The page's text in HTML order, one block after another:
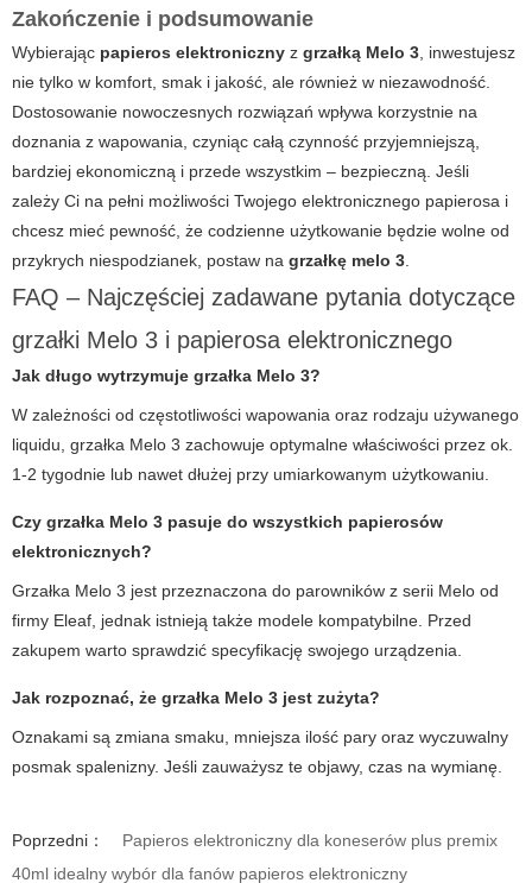
Zakończenie i podsumowanie
Wybierając papieros elektroniczny z grzałką Melo 3, inwestujesz
nie tylko w komfort, smak i jakość, ale również w niezawodność.
Dostosowanie nowoczesnych rozwiązań wpływa korzystnie na
doznania z wapowania, czyniąc całą czynność przyjemniejszą,
bardziej ekonomiczną i przede wszystkim – bezpieczną. Jeśli
zależy Ci na pełni możliwości Twojego elektronicznego papierosa i
chcesz mieć pewność, że codzienne użytkowanie będzie wolne od
przykrych niespodzianek, postaw na grzałkę melo 3.
FAQ – Najczęściej zadawane pytania dotyczące
grzałki Melo 3 i papierosa elektronicznego
Jak długo wytrzymuje grzałka Melo 3?
W zależności od częstotliwości wapowania oraz rodzaju używanego
liquidu, grzałka Melo 3 zachowuje optymalne właściwości przez ok.
1-2 tygodnie lub nawet dłużej przy umiarkowanym użytkowaniu.
Czy grzałka Melo 3 pasuje do wszystkich papierosów
elektronicznych?
Grzałka Melo 3 jest przeznaczona do parowników z serii Melo od
firmy Eleaf, jednak istnieją także modele kompatybilne. Przed
zakupem warto sprawdzić specyfikację swojego urządzenia.
Jak rozpoznać, że grzałka Melo 3 jest zużyta?
Oznakami są zmiana smaku, mniejsza ilość pary oraz wyczuwalny
posmak spalenizny. Jeśli zauważysz te objawy, czas na wymianę.
Poprzedni：
Papieros elektroniczny dla koneserów plus premix
40ml idealny wybór dla fanów papieros elektroniczny